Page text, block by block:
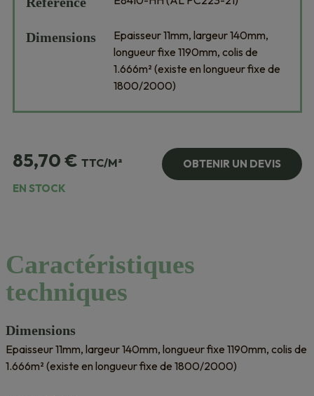
Dimensions
Epaisseur 11mm, largeur 140mm,
longueur fixe 1190mm, colis de
1.666m² (existe en longueur fixe de
1800/2000)
85,70€ TTC/M²
OBTENIR UN DEVIS
EN STOCK
Caractéristiques
techniques
Dimensions
Epaisseur 11mm, largeur 140mm, longueur fixe 1190mm, colis de
1.666m² (existe en longueur fixe de 1800/2000)